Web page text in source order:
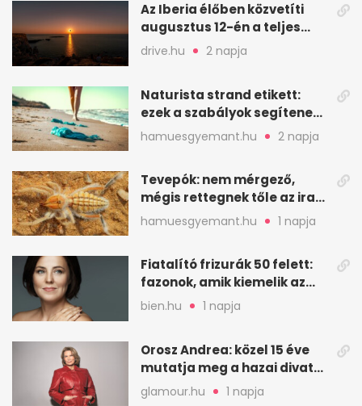
Az Iberia élőben közvetíti
augusztus 12-én a teljes
napfogyatkozást
drive.hu 2 napja
Naturista strand etikett:
ezek a szabályok segítenek
komfortosan lenni
hamuesgyemant.hu 2 napja
Tevepók: nem mérgező,
mégis rettegnek tőle az iraki
sivatagban
hamuesgyemant.hu 1 napja
Fiatalító frizurák 50 felett:
fazonok, amik kiemelik az
arcodat
bien.hu 1 napja
Orosz Andrea: közel 15 éve
mutatja meg a hazai divat
arcait
glamour.hu 1 napja